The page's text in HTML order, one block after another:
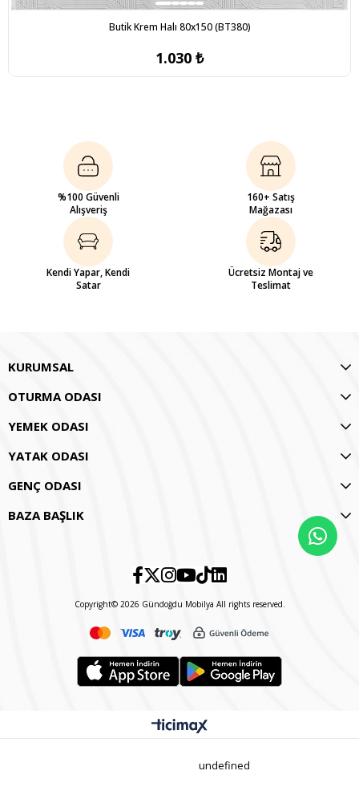
Butik Krem Halı 80x150 (BT380)
1.030 ₺
undefined
%100 Güvenli
Alışveriş
160+ Satış
Mağazası
Kendi Yapar, Kendi
Satar
Ücretsiz Montaj ve
Teslimat
KURUMSAL
OTURMA ODASI
YEMEK ODASI
YATAK ODASI
GENÇ ODASI
BAZA BAŞLIK
Copyright© 2026 Gündoğdu Mobilya All rights reserved.